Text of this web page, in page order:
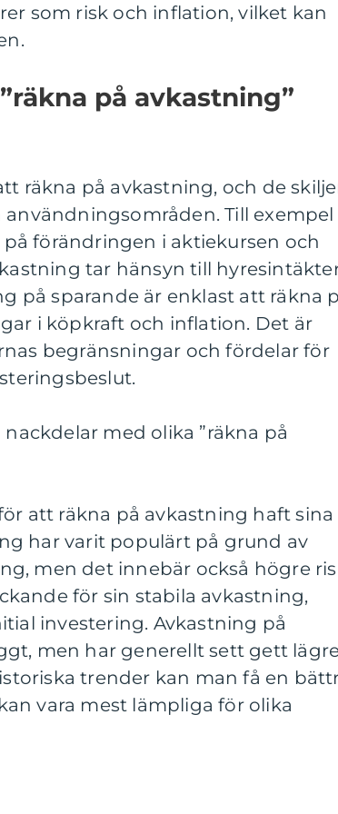
som risk och inflation, vilket kan
på avkastning”
räkna på avkastning, och de
Till exempel
förändringen i aktiekursen och
tar hänsyn till
på sparande är enklast att räkna
i köpkraft och inflation. Det är
begränsningar och fördelar för
med olika ”räkna på
att räkna på avkastning haft sina
har varit populärt på grund av
men det innebär också högre
för sin stabila avkastning,
investering. Avkastning på
men har generellt sett gett
trender kan man få en
vara mest lämpliga för olika